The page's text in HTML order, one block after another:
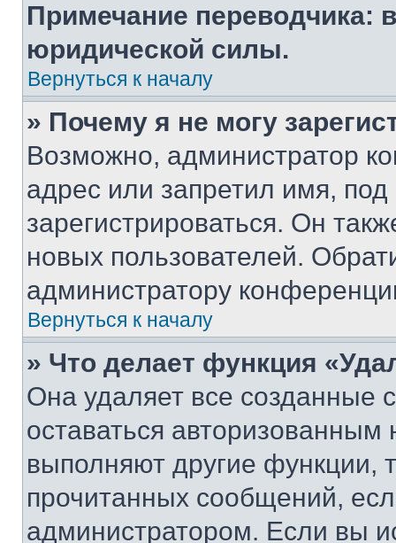
Примечание переводчика:
юридической силы.
Вернуться к началу
» Почему я не могу
Возможно, администратор
адрес или запретил имя,
зарегистрироваться. Он
новых пользователей.
администратору
Вернуться к началу
» Что делает функция
Она удаляет все созданные
оставаться
выполняют другие функции,
прочитанных сообщений,
администратором. Если вы